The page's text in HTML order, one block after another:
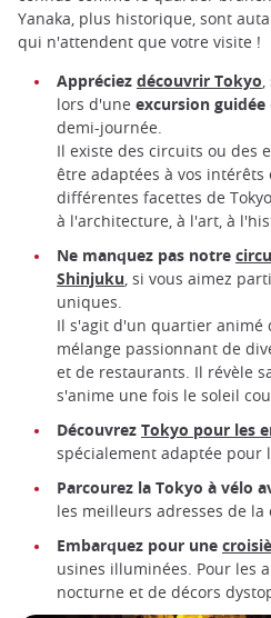
Yanaka, plus historique, sont
qui n'attendent que votre visite !
Appréciez découvrir Tokyo
lors d'une excursion guidée
demi-journée.
Il existe des circuits ou des
être adaptées à vos
différentes facettes de
à l'architecture, à l'art, à
Ne manquez pas notre
Shinjuku, si vous aimez
uniques.
Il s'agit d'un quartier animé
mélange passionnant de
et de restaurants. Il révèle
s'anime une fois le soleil
Découvrez Tokyo pour les
spécialement adaptée pour
Parcourez la Tokyo à vélo
les meilleurs adresses de la
Embarquez pour une
usines illuminées. Pour les
nocturne et de décors